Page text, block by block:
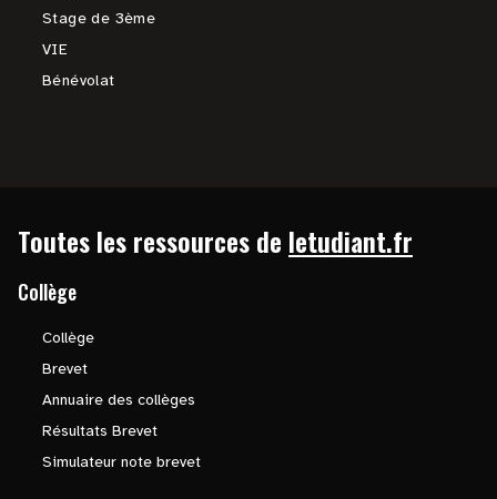
Stage de 3ème
VIE
Bénévolat
Toutes les ressources de letudiant.fr
Collège
Collège
Brevet
Annuaire des collèges
Résultats Brevet
Simulateur note brevet